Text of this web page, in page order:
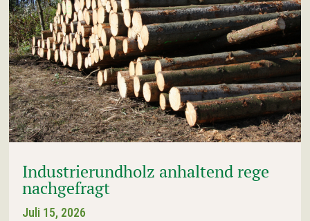
Industrierundholz anhaltend rege
nachgefragt
Juli 15, 2026